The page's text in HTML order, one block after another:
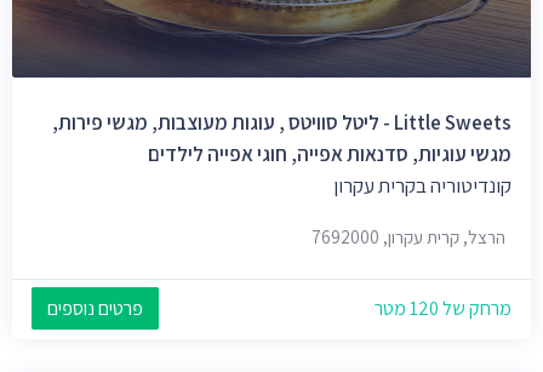
Little Sweets - ליטל סוויטס , עוגות מעוצבות, מגשי פירות,
מגשי עוגיות, סדנאות אפייה, חוגי אפייה לילדים
קונדיטוריה בקרית עקרון
הרצל, קרית עקרון, 7692000
מרחק של 120 מטר פרטים נוספים